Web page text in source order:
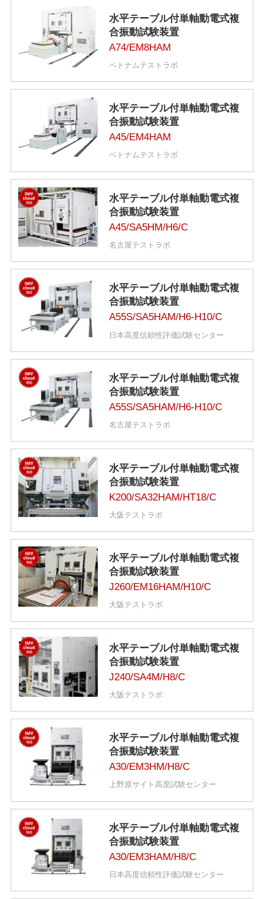
水平テーブル付単軸動電式複
合振動試験装置
A74/EM8HAM
ベトナムテストラボ
水平テーブル付単軸動電式複
合振動試験装置
A45/EM4HAM
ベトナムテストラボ
水平テーブル付単軸動電式複
合振動試験装置
A45/SA5HM/H6/C
名古屋テストラボ
水平テーブル付単軸動電式複
合振動試験装置
A55S/SA5HAM/H6-H10/C
日本高度信頼性評価試験センター
水平テーブル付単軸動電式複
合振動試験装置
A55S/SA5HAM/H6-H10/C
名古屋テストラボ
水平テーブル付単軸動電式複
合振動試験装置
K200/SA32HAM/HT18/C
大阪テストラボ
水平テーブル付単軸動電式複
合振動試験装置
J260/EM16HAM/H10/C
大阪テストラボ
水平テーブル付単軸動電式複
合振動試験装置
J240/SA4M/H8/C
大阪テストラボ
水平テーブル付単軸動電式複
合振動試験装置
A30/EM3HM/H8/C
上野原サイト高度試験センター
水平テーブル付単軸動電式複
合振動試験装置
A30/EM3HAM/H8/C
日本高度信頼性評価試験センター